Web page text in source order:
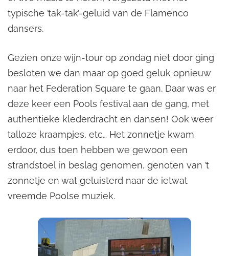
typische ’tak-tak’-geluid van de Flamenco
dansers.
Gezien onze wijn-tour op zondag niet door ging
besloten we dan maar op goed geluk opnieuw
naar het Federation Square te gaan. Daar was er
deze keer een Pools festival aan de gang, met
authentieke klederdracht en dansen! Ook weer
talloze kraampjes, etc… Het zonnetje kwam
erdoor, dus toen hebben we gewoon een
strandstoel in beslag genomen, genoten van ’t
zonnetje en wat geluisterd naar de ietwat
vreemde Poolse muziek.